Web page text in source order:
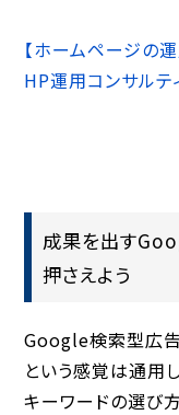
【ホームページの
HP運用コンサルテ
成果を出す
押さえよう
Google検索型広告
という感覚は通用
キーワードの選び